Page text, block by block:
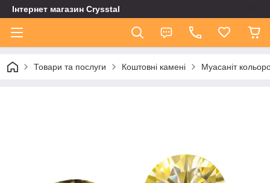
Інтернет магазин Сrysstal
Товари та послуги Коштовні камені Муасаніт